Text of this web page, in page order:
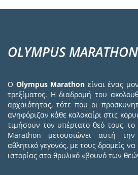
OLYMPUS MARATHON
Ο Olympus Marathon είναι ένας
τρεξίματος. Η διαδρομή του
αρχαιότητας, τότε που οι
ανηφόριζαν κάθε καλοκαίρι στις
τιμήσουν τον υπέρτατο θεό τους,
Marathon μετουσιώνει αυτή
αθλητικό γεγονός, με τους δρομείς
ιστορίας στο θρυλικό «βουνό των